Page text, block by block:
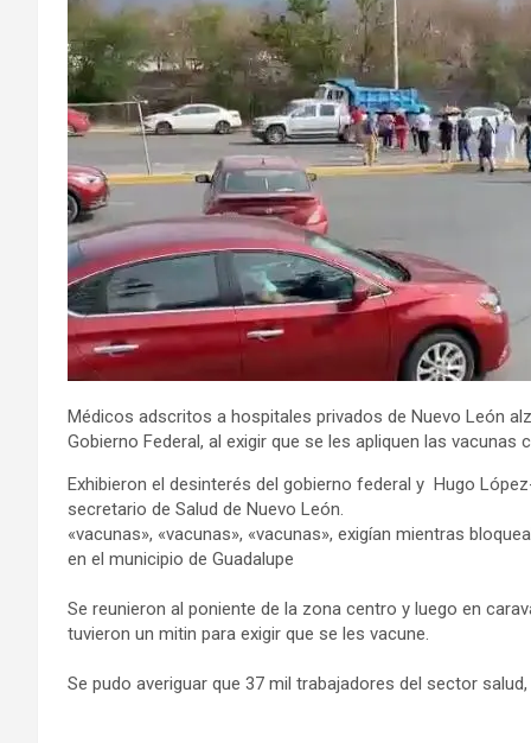
Médicos adscritos a hospitales privados de Nuevo León
Gobierno Federal, al exigir que se les apliquen las
Exhibieron el desinterés del gobierno federal y Hugo
secretario de Salud de Nuevo León.
«vacunas», «vacunas», «vacunas», exigían mientras
en el municipio de Guadalupe
Se reunieron al poniente de la zona centro y luego en
tuvieron un mitin para exigir que se les vacune.
Se pudo averiguar que 37 mil trabajadores del sector